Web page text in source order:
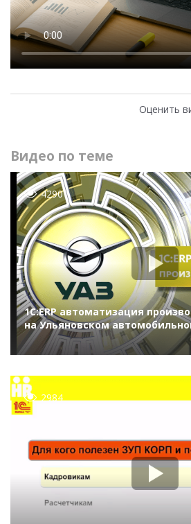
Оценить
Видео по теме
4290
1С:ERP автоматизация
на Ульяновском
2984